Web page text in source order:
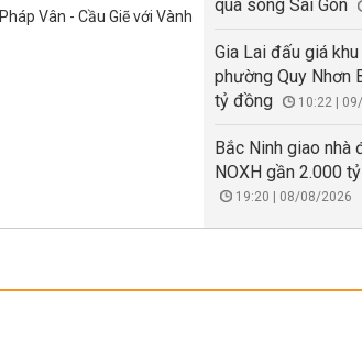
Vân - Cầu Giẽ với Vành
qua sông Sài Gòn
Gia Lai đấu giá
phường Quy Nhơn
tỷ đồng
10:22 |
Bắc Ninh giao nhà
NOXH gần 2.000
19:20 | 08/08/2026